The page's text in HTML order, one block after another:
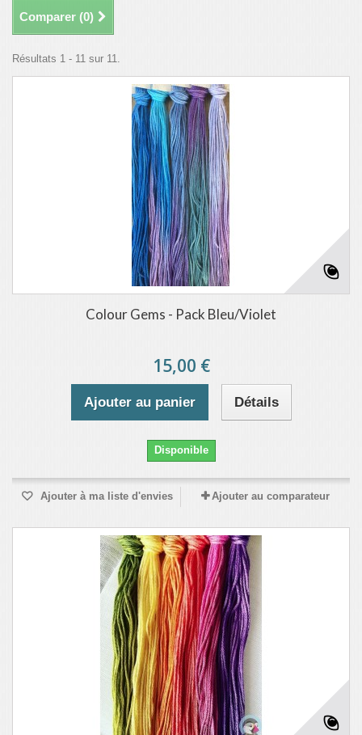
Comparer (0)
Résultats 1 - 11 sur 11.
Colour Gems - Pack Bleu/Violet
15,00 €
Ajouter au panier Détails
Disponible
Ajouter à ma liste d'envies Ajouter au comparateur